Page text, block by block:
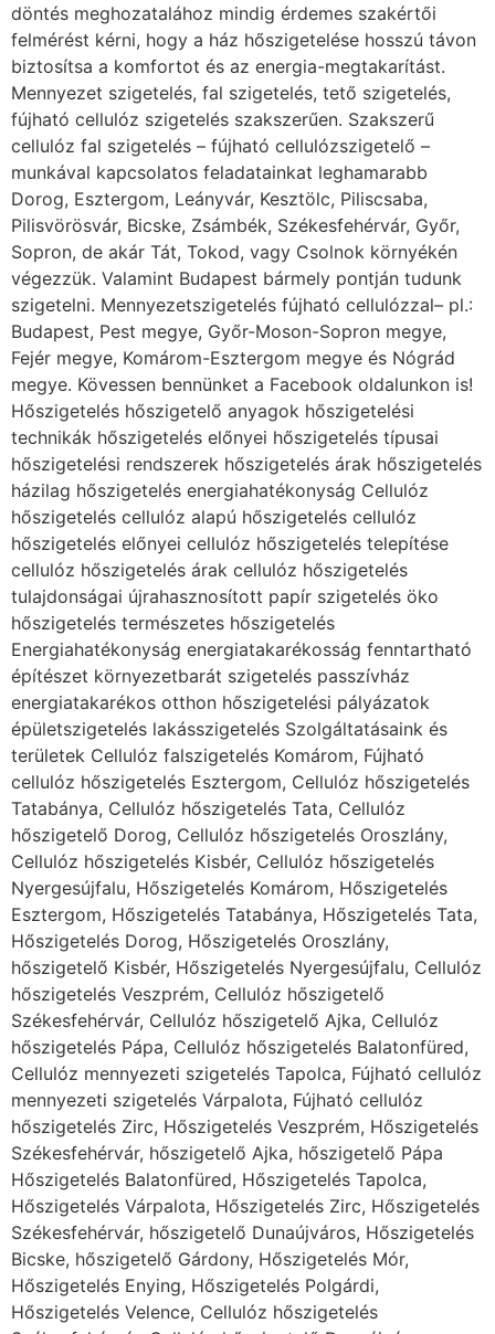
döntés meghozatalához mindig érdemes szakértői
felmérést kérni, hogy a ház hőszigetelése hosszú távon
biztosítsa a komfortot és az energia-megtakarítást.
Mennyezet szigetelés, fal szigetelés, tető szigetelés,
fújható cellulóz szigetelés szakszerűen. Szakszerű
cellulóz fal szigetelés – fújható cellulózszigetelő –
munkával kapcsolatos feladatainkat leghamarabb
Dorog, Esztergom, Leányvár, Kesztölc, Piliscsaba,
Pilisvörösvár, Bicske, Zsámbék, Székesfehérvár, Győr,
Sopron, de akár Tát, Tokod, vagy Csolnok környékén
végezzük. Valamint Budapest bármely pontján tudunk
szigetelni. Mennyezetszigetelés fújható cellulózzal– pl.:
Budapest, Pest megye, Győr-Moson-Sopron megye,
Fejér megye, Komárom-Esztergom megye és Nógrád
megye. Kövessen bennünket a Facebook oldalunkon is!
Hőszigetelés hőszigetelő anyagok hőszigetelési
technikák hőszigetelés előnyei hőszigetelés típusai
hőszigetelési rendszerek hőszigetelés árak hőszigetelés
házilag hőszigetelés energiahatékonyság Cellulóz
hőszigetelés cellulóz alapú hőszigetelés cellulóz
hőszigetelés előnyei cellulóz hőszigetelés telepítése
cellulóz hőszigetelés árak cellulóz hőszigetelés
tulajdonságai újrahasznosított papír szigetelés öko
hőszigetelés természetes hőszigetelés
Energiahatékonyság energiatakarékosság fenntartható
építészet környezetbarát szigetelés passzívház
energiatakarékos otthon hőszigetelési pályázatok
épületszigetelés lakásszigetelés Szolgáltatásaink és
területek Cellulóz falszigetelés Komárom, Fújható
cellulóz hőszigetelés Esztergom, Cellulóz hőszigetelés
Tatabánya, Cellulóz hőszigetelés Tata, Cellulóz
hőszigetelő Dorog, Cellulóz hőszigetelés Oroszlány,
Cellulóz hőszigetelés Kisbér, Cellulóz hőszigetelés
Nyergesújfalu, Hőszigetelés Komárom, Hőszigetelés
Esztergom, Hőszigetelés Tatabánya, Hőszigetelés Tata,
Hőszigetelés Dorog, Hőszigetelés Oroszlány,
hőszigetelő Kisbér, Hőszigetelés Nyergesújfalu, Cellulóz
hőszigetelés Veszprém, Cellulóz hőszigetelő
Székesfehérvár, Cellulóz hőszigetelő Ajka, Cellulóz
hőszigetelés Pápa, Cellulóz hőszigetelés Balatonfüred,
Cellulóz mennyezeti szigetelés Tapolca, Fújható cellulóz
mennyezeti szigetelés Várpalota, Fújható cellulóz
hőszigetelés Zirc, Hőszigetelés Veszprém, Hőszigetelés
Székesfehérvár, hőszigetelő Ajka, hőszigetelő Pápa
Hőszigetelés Balatonfüred, Hőszigetelés Tapolca,
Hőszigetelés Várpalota, Hőszigetelés Zirc, Hőszigetelés
Székesfehérvár, hőszigetelő Dunaújváros, Hőszigetelés
Bicske, hőszigetelő Gárdony, Hőszigetelés Mór,
Hőszigetelés Enying, Hőszigetelés Polgárdi,
Hőszigetelés Velence, Cellulóz hőszigetelés